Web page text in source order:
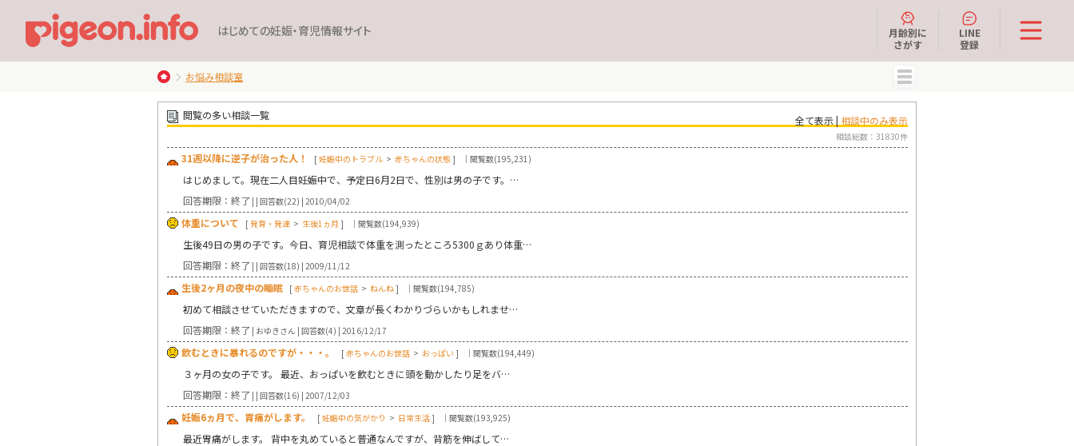
はじめての妊娠・育児情報サイト
月齢別に
さがす
LINE
登録
MENU
お悩み相談室
閲覧の多い相談一覧 全て表示 | 相談中のみ表示
相談総数：31830件
31週以降に逆子が治った人！ [妊娠中のトラブル > 赤ちゃんの状態] ｜閲覧数(195,231)
はじめまして。現在二人目妊娠中で、予定日6月2日で、性別は男の子です。…
回答期限：終了 | | 回答数(22) | 2010/04/02
体重について [発育・発達 > 生後1ヵ月 ] ｜閲覧数(194,939)
生後49日の男の子です。今日、育児相談で体重を測ったところ5300ｇあり体重…
回答期限：終了 | | 回答数(18) | 2009/11/12
生後2ヶ月の夜中の睡眠 [赤ちゃんのお世話 > ねんね] ｜閲覧数(194,785)
初めて相談させていただきますので、文章が長くわかりづらいかもしれませ…
回答期限：終了 | おゆきさん | 回答数(4) | 2016/12/17
飲むときに暴れるのですが・・・。 [赤ちゃんのお世話 > おっぱい ] ｜閲覧数(194,449)
３ヶ月の女の子です。 最近、おっぱいを飲むときに頭を動かしたり足をバ…
回答期限：終了 | | 回答数(16) | 2007/12/03
妊娠6ヵ月で、胃痛がします。 [妊娠中の気がかり > 日常生活] ｜閲覧数(193,925)
最近胃痛がします。 背中を丸めていると普通なんですが、背筋を伸ばして…